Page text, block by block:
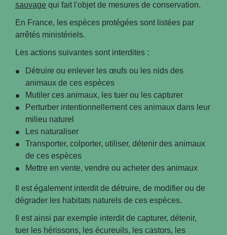
sauvage qui fait l'objet de mesures de conservation.
En France, les espèces protégées sont listées par
arrêtés ministériels.
Les actions suivantes sont interdites :
Détruire ou enlever les œufs ou les nids des
animaux de ces espèces
Mutiler ces animaux, les tuer ou les capturer
Perturber intentionnellement ces animaux dans leur
milieu naturel
Les naturaliser
Transporter, colporter, utiliser, détenir des animaux
de ces espèces
Mettre en vente, vendre ou acheter des animaux
Il est également interdit de détruire, de modifier ou de
dégrader les habitats naturels de ces espèces.
Il est ainsi par exemple interdit de capturer, détenir,
tuer les hérissons, les écureuils, les castors, les